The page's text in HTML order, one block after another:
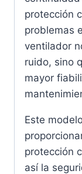
protección
problemas
ventilador
ruido, sino
mayor
Este
protección
así la